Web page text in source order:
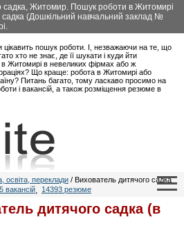
садка, Житомир. Пошук роботи в Житомирі
(Дошкільний навчальний заклад №
цікавить пошук роботи. І, незважаючи на те, що
хто не знає, де її шукати і куди йти
Житомирі в невеликих фірмах або ж
Що краще: робота в Житомирі або
Питань багато, тому ласкаво просимо на
і вакансій, а також розміщення резюме в
освіта, переклади / Вихователь дитячого садка
вакансій, 14393 резюме
дитячого садка (в